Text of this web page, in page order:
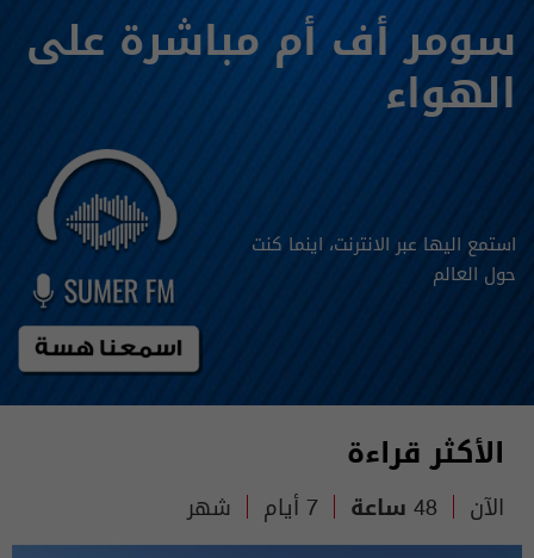
سومر أف أم مباشرة على
الهواء
استمع اليها عبر الانترنت، اينما كنت
حول العالم
الأكثر قراءة
الآن 48 ساعة 7 أيام شهر